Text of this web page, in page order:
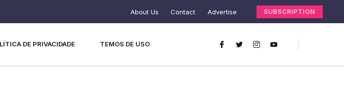
About Us Contact Advertise SUBSCRIPTION
DE PRIVACIDADE TEMOS DE USO